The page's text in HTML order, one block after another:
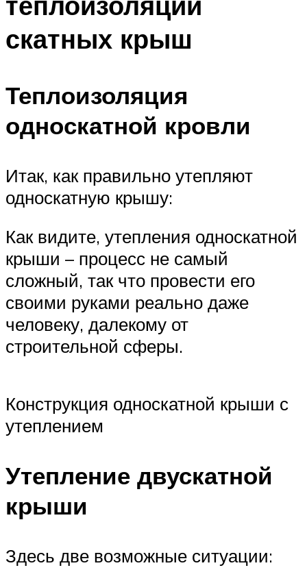
скатных крыш
Теплоизоляция
односкатной кровли
Итак, как правильно утепляют
односкатную крышу:
Как видите, утепления односкатной
крыши – процесс не самый
сложный, так что провести его
своими руками реально даже
человеку, далекому от
строительной сферы.
Конструкция односкатной крыши с
утеплением
Утепление двускатной
крыши
Здесь две возможные ситуации: